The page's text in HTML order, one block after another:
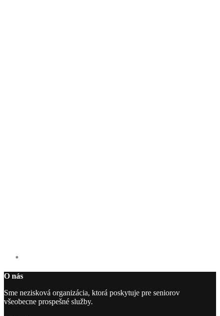
O nás
Sme nezisková organizácia, ktorá poskytuje pre seniorov
všeobecne prospešné služby.